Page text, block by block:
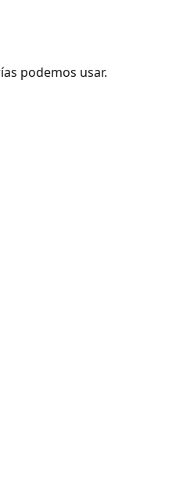
podemos usar.